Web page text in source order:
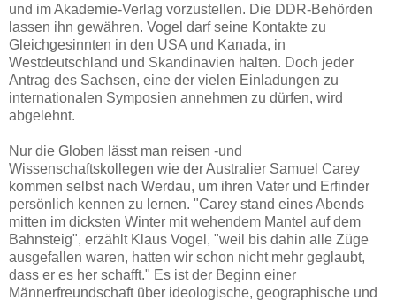
und im Akademie-Verlag vorzustellen. Die DDR-Behörden
lassen ihn gewähren. Vogel darf seine Kontakte zu
Gleichgesinnten in den USA und Kanada, in
Westdeutschland und Skandinavien halten. Doch jeder
Antrag des Sachsen, eine der vielen Einladungen zu
internationalen Symposien annehmen zu dürfen, wird
abgelehnt.
Nur die Globen lässt man reisen -und
Wissenschaftskollegen wie der Australier Samuel Carey
kommen selbst nach Werdau, um ihren Vater und Erfinder
persönlich kennen zu lernen. "Carey stand eines Abends
mitten im dicksten Winter mit wehendem Mantel auf dem
Bahnsteig", erzählt Klaus Vogel, "weil bis dahin alle Züge
ausgefallen waren, hatten wir schon nicht mehr geglaubt,
dass er es her schafft." Es ist der Beginn einer
Männerfreundschaft über ideologische, geographische und